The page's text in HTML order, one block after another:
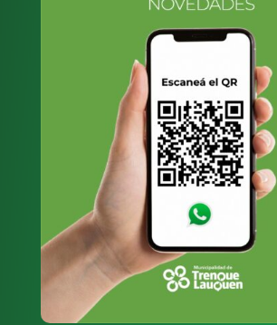
recorrieron la
muestra y
disfrutaron de un
viaje por distintas
épocas a través de
juguetes que
forman parte de
la...